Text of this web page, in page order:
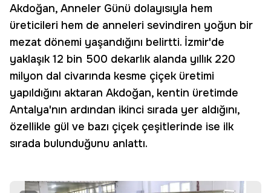
Akdoğan, Anneler Günü dolayısıyla hem
üreticileri hem de anneleri sevindiren yoğun bir
mezat dönemi yaşandığını belirtti. İzmir'de
yaklaşık 12 bin 500 dekarlık alanda yıllık 220
milyon dal civarında kesme çiçek üretimi
yapıldığını aktaran Akdoğan, kentin üretimde
Antalya'nın ardından ikinci sırada yer aldığını,
özellikle gül ve bazı çiçek çeşitlerinde ise ilk
sırada bulunduğunu anlattı.